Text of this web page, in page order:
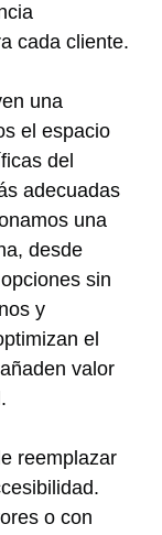
cada cliente.
una
el espacio
del
adecuadas
una
desde
sin
y
el
valor
reemplazar
o con